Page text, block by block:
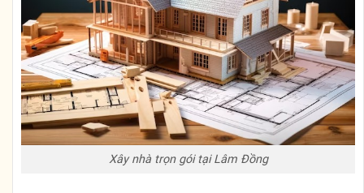
Xây nhà trọn gói tại Lâm Đồng